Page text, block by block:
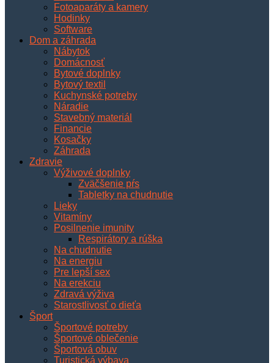
Fotoaparáty a kamery
Hodinky
Software
Dom a záhrada
Nábytok
Domácnosť
Bytové doplnky
Bytový textil
Kuchynské potreby
Náradie
Stavebný materiál
Financie
Kosačky
Záhrada
Zdravie
Výživové doplnky
Zväčšenie pŕs
Tabletky na chudnutie
Lieky
Vitamíny
Posilnenie imunity
Respirátory a rúška
Na chudnutie
Na energiu
Pre lepší sex
Na erekciu
Zdravá výživa
Starostlivosť o dieťa
Šport
Športové potreby
Športové oblečenie
Športová obuv
Turistická výbava